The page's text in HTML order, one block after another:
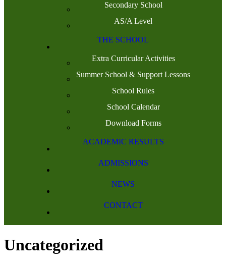
Secondary School
AS/A Level
THE SCHOOL
Extra Curricular Activities
Summer School & Support Lessons
School Rules
School Calendar
Download Forms
ACADEMIC RESULTS
ADMISSIONS
NEWS
CONTACT
Uncategorized